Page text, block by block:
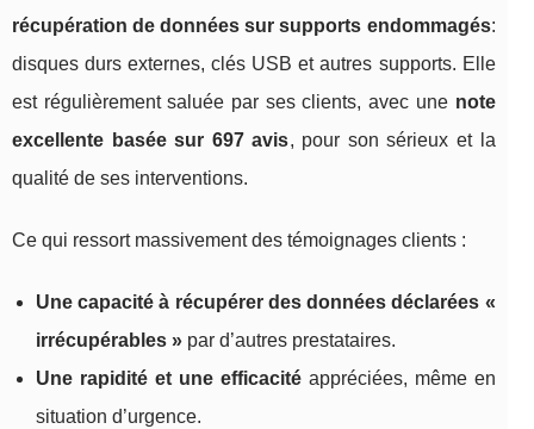
récupération de données sur supports endommagés:
disques durs externes, clés USB et autres supports. Elle
est régulièrement saluée par ses clients, avec une note
excellente basée sur 697 avis, pour son sérieux et la
qualité de ses interventions.
Ce qui ressort massivement des témoignages clients :
Une capacité à récupérer des données déclarées «
irrécupérables » par d’autres prestataires.
Une rapidité et une efficacitéappréciées, même en
situation d’urgence.